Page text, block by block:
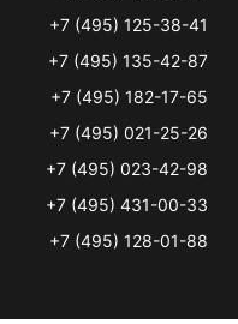
+7 (495) 125-38-41
+7 (495) 135-42-87
+7 (495) 182-17-65
+7 (495) 021-25-26
+7 (495) 023-42-98
+7 (495) 431-00-33
+7 (495) 128-01-88